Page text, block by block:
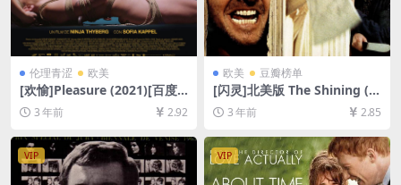
伦理青涩 欧美
[欢愉]Pleasure (2021)[百度
网盘+迅雷云盘1080P超清未
删减资源][网盘下载][MP4/6.7
GB][中英字幕]【手机/平板无
法在线播放，请使用电脑下载
防和谐压缩包（含解压密
码）】
3 年前 2.92
欧美 豆瓣榜单
[闪灵]北美版 The Shining (1
980)[百度网盘+夸克网盘+迅
雷云盘资源1080P超清未删减]
[MP4/9GB][中英字幕]
3 年前 2.85
VIP VIP